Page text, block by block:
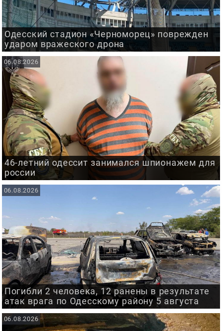
Одесский стадион «Черноморец» поврежден
ударом вражеского дрона
46-летний одессит занимался шпионажем для
россии
06.08.2026
Погибли 2 человека, 12 ранены в результате
атак врага по Одесскому району 5 августа
06.08.2026
06.08.2026